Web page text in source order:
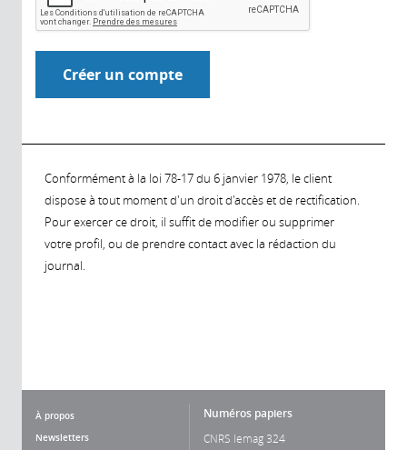
Conformément à la loi 78-17 du 6 janvier 1978, le client
dispose à tout moment d'un droit d'accès et de rectification.
Pour exercer ce droit, il suffit de modifier ou supprimer
votre profil, ou de prendre contact avec la rédaction du
journal.
À propos
Newsletters
Numéros papiers
CNRS lemag 324